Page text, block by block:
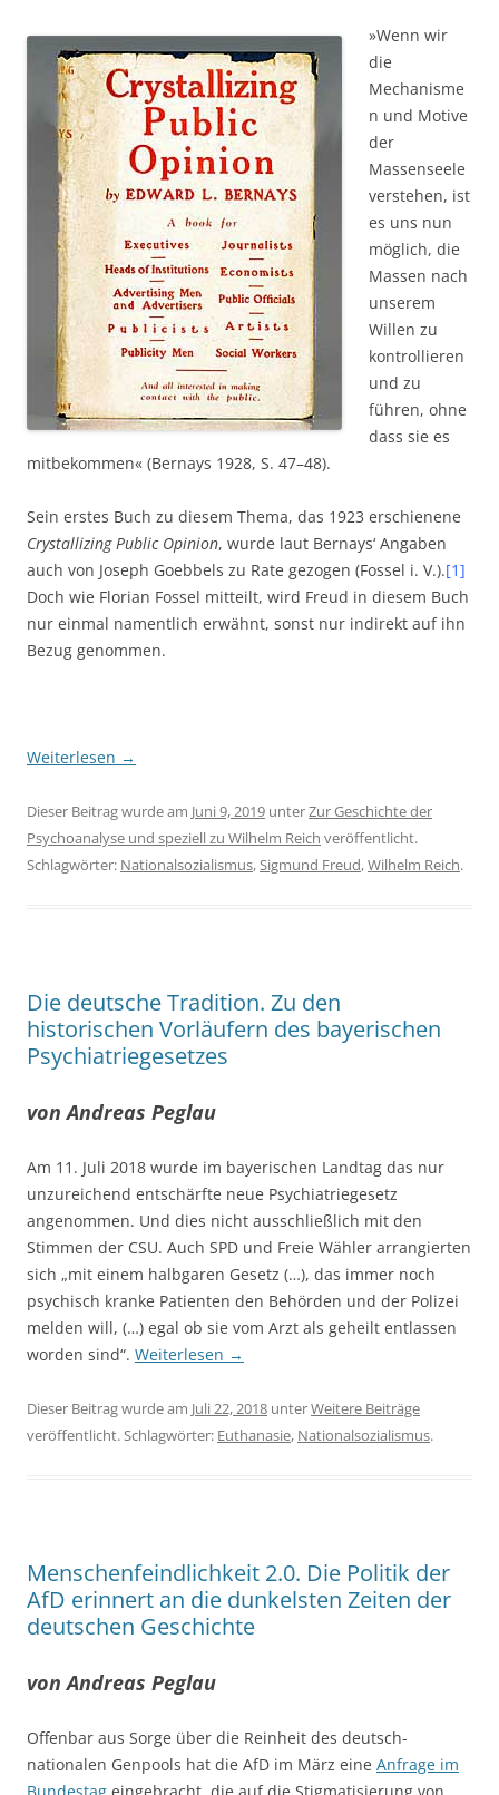
»Wenn wir
die
Mechanisme
n und Motive
der
Massenseele
verstehen, ist
es uns nun
möglich, die
Massen nach
unserem
Willen zu
kontrollieren
und zu
führen, ohne
dass sie es
mitbekommen« (Bernays 1928, S. 47–48).
Sein erstes Buch zu diesem Thema, das 1923 erschienene
Crystallizing Public Opinion, wurde laut Bernays‘ Angaben
auch von Joseph Goebbels zu Rate gezogen (Fossel i. V.).[1]
Doch wie Florian Fossel mitteilt, wird Freud in diesem Buch
nur einmal namentlich erwähnt, sonst nur indirekt auf ihn
Bezug genommen.
Weiterlesen →
Dieser Beitrag wurde am Juni 9, 2019 unterZur Geschichte der
Psychoanalyse und speziell zu Wilhelm Reich veröffentlicht.
Schlagwörter: Nationalsozialismus,Sigmund Freud,Wilhelm Reich.
Die deutsche Tradition. Zu den
historischen Vorläufern des bayerischen
Psychiatriegesetzes
von Andreas Peglau
Am 11. Juli 2018 wurde im bayerischen Landtag das nur
unzureichend entschärfte neue Psychiatriegesetz
angenommen. Und dies nicht ausschließlich mit den
Stimmen der CSU. Auch SPD und Freie Wähler arrangierten
sich „mit einem halbgaren Gesetz (…), das immer noch
psychisch kranke Patienten den Behörden und der Polizei
melden will, (…) egal ob sie vom Arzt als geheilt entlassen
worden sind“. Weiterlesen →
Dieser Beitrag wurde am Juli 22, 2018 unterWeitere Beiträge
veröffentlicht. Schlagwörter: Euthanasie, Nationalsozialismus.
Menschenfeindlichkeit 2.0. Die Politik der
AfD erinnert an die dunkelsten Zeiten der
deutschen Geschichte
von Andreas Peglau
Offenbar aus Sorge über die Reinheit des deutsch-
nationalen Genpools hat die AfD im März eine Anfrage im